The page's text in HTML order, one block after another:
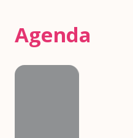
Agenda